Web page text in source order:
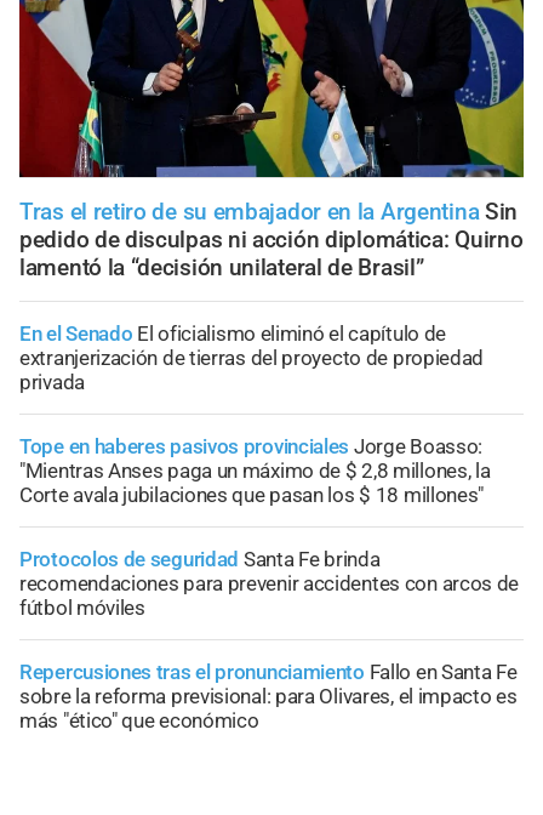
Tras el retiro de su embajador en la Argentina Sin
pedido de disculpas ni acción diplomática: Quirno
lamentó la “decisión unilateral de Brasil”
En el Senado El oficialismo eliminó el capítulo de
extranjerización de tierras del proyecto de propiedad
privada
Tope en haberes pasivos provinciales Jorge Boasso:
"Mientras Anses paga un máximo de $ 2,8 millones, la
Corte avala jubilaciones que pasan los $ 18 millones"
Protocolos de seguridad Santa Fe brinda
recomendaciones para prevenir accidentes con arcos de
fútbol móviles
Repercusiones tras el pronunciamiento Fallo en Santa Fe
sobre la reforma previsional: para Olivares, el impacto es
más "ético" que económico